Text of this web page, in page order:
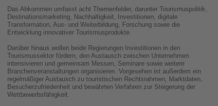
Das Abkommen umfasst acht Themenfelder, darunter Tourismuspolitik,
Destinationsmarketing, Nachhaltigkeit, Investitionen, digitale
Transformation, Aus- und Weiterbildung, Forschung sowie die
Entwicklung innovativer Tourismusprodukte.
Darüber hinaus wollen beide Regierungen Investitionen in den
Tourismussektor fördern, den Austausch zwischen Unternehmen
intensivieren und gemeinsam Messen, Seminare sowie weitere
Branchenveranstaltungen organisieren. Vorgesehen ist außerdem ein
regelmäßiger Austausch zu touristischen Rechtsrahmen, Marktdaten,
Besucherzufriedenheit und bewährten Verfahren zur Steigerung der
Wettbewerbsfähigkeit.